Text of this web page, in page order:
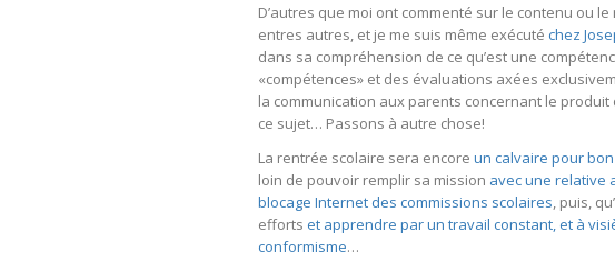
D’autres que moi ont commenté sur le contenu ou
entres autres, et je me suis même exécuté chez
dans sa compréhension de ce qu’est une
«compétences» et des évaluations axées
la communication aux parents concernant le produit
ce sujet… Passons à autre chose!
La rentrée scolaire sera encore un calvaire pour
loin de pouvoir remplir sa mission avec une relative
blocage Internet des commissions scolaires, puis,
efforts et apprendre par un travail constant, et à
conformisme…